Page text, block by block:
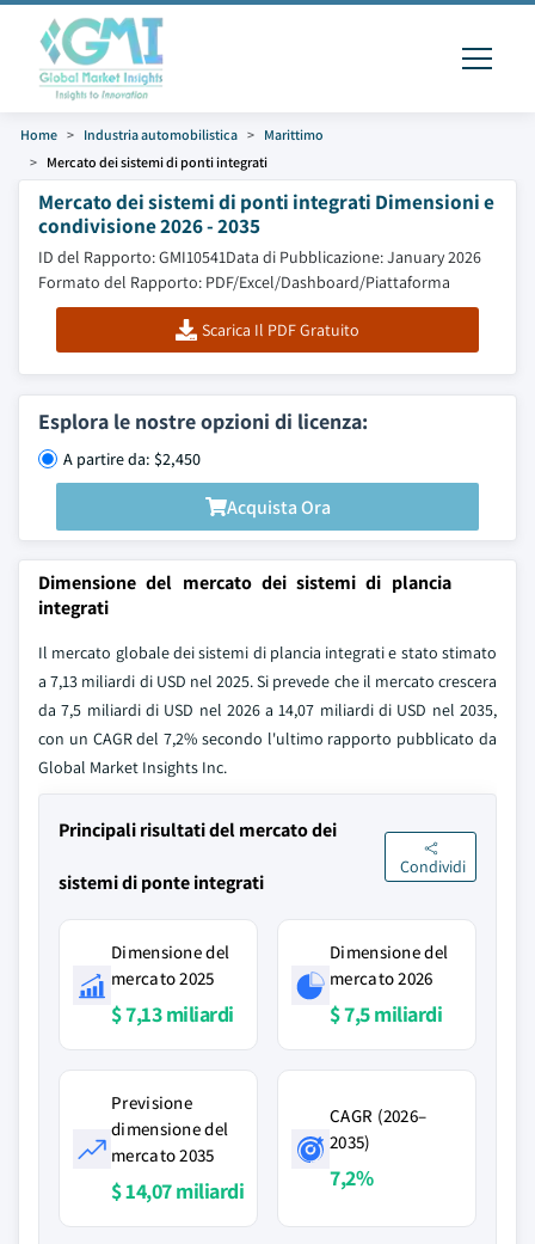
Home Industria automobilistica
Marittimo
Mercato dei sistemi di ponti integrati
Mercato dei sistemi di ponti integrati Dimensioni e
condivisione 2026 - 2035
ID del Rapporto: GMI10541Data di Pubblicazione: January 2026
Formato del Rapporto: PDF/Excel/Dashboard/Piattaforma
Scarica Il PDF Gratuito
Esplora le nostre opzioni di licenza:
A partire da: $2,450
Acquista Ora
Dimensione del mercato dei sistemi di plancia
integrati
Il mercato globale dei sistemi di plancia integrati e stato stimato
a 7,13 miliardi di USD nel 2025. Si prevede che il mercato crescera
da 7,5 miliardi di USD nel 2026 a 14,07 miliardi di USD nel 2035,
con un CAGR del 7,2% secondo l'ultimo rapporto pubblicato da
Global Market Insights Inc.
Principali risultati del mercato dei
sistemi di ponte integrati
Condividi
Dimensione del
mercato 2025
$ 7,13 miliardi
Dimensione del
mercato 2026
$ 7,5 miliardi
Previsione
dimensione del
mercato 2035
$ 14,07 miliardi
CAGR (2026–
2035)
7,2%